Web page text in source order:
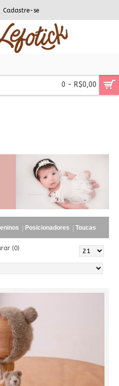
Cadastre-se
0 - R$0,00
Posicionadores Toucas
(0)